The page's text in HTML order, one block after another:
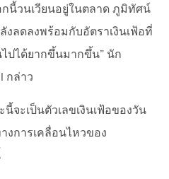
นี้วนเวียนอยู่ในตลาด ภูมิทัศน์
งลดลงพร้อมกับอัตราเงินเฟ้อที่
ปได้ยากขึ้นมากขึ้น” นัก
กล่าว
จะเป็นตัวเลขเงินเฟ้อของวัน
งการเคลื่อนไหวของ